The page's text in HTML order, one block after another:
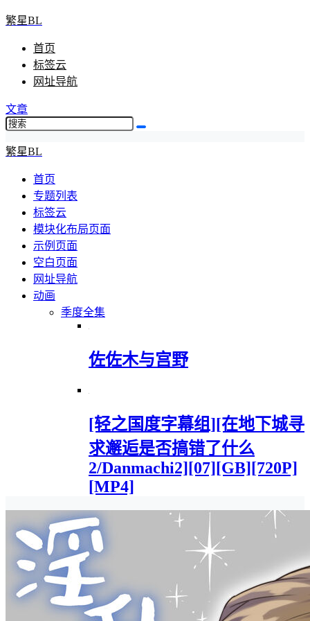
繁星BL
首页
标签云
网址导航
文章
繁星BL
首页
专题列表
标签云
模块化布局页面
示例页面
空白页面
网址导航
动画
季度全集
佐佐木与宫野
[轻之国度字幕组][在地下城寻
求邂逅是否搞错了什么
2/Danmachi2][07][GB][720P]
[MP4]